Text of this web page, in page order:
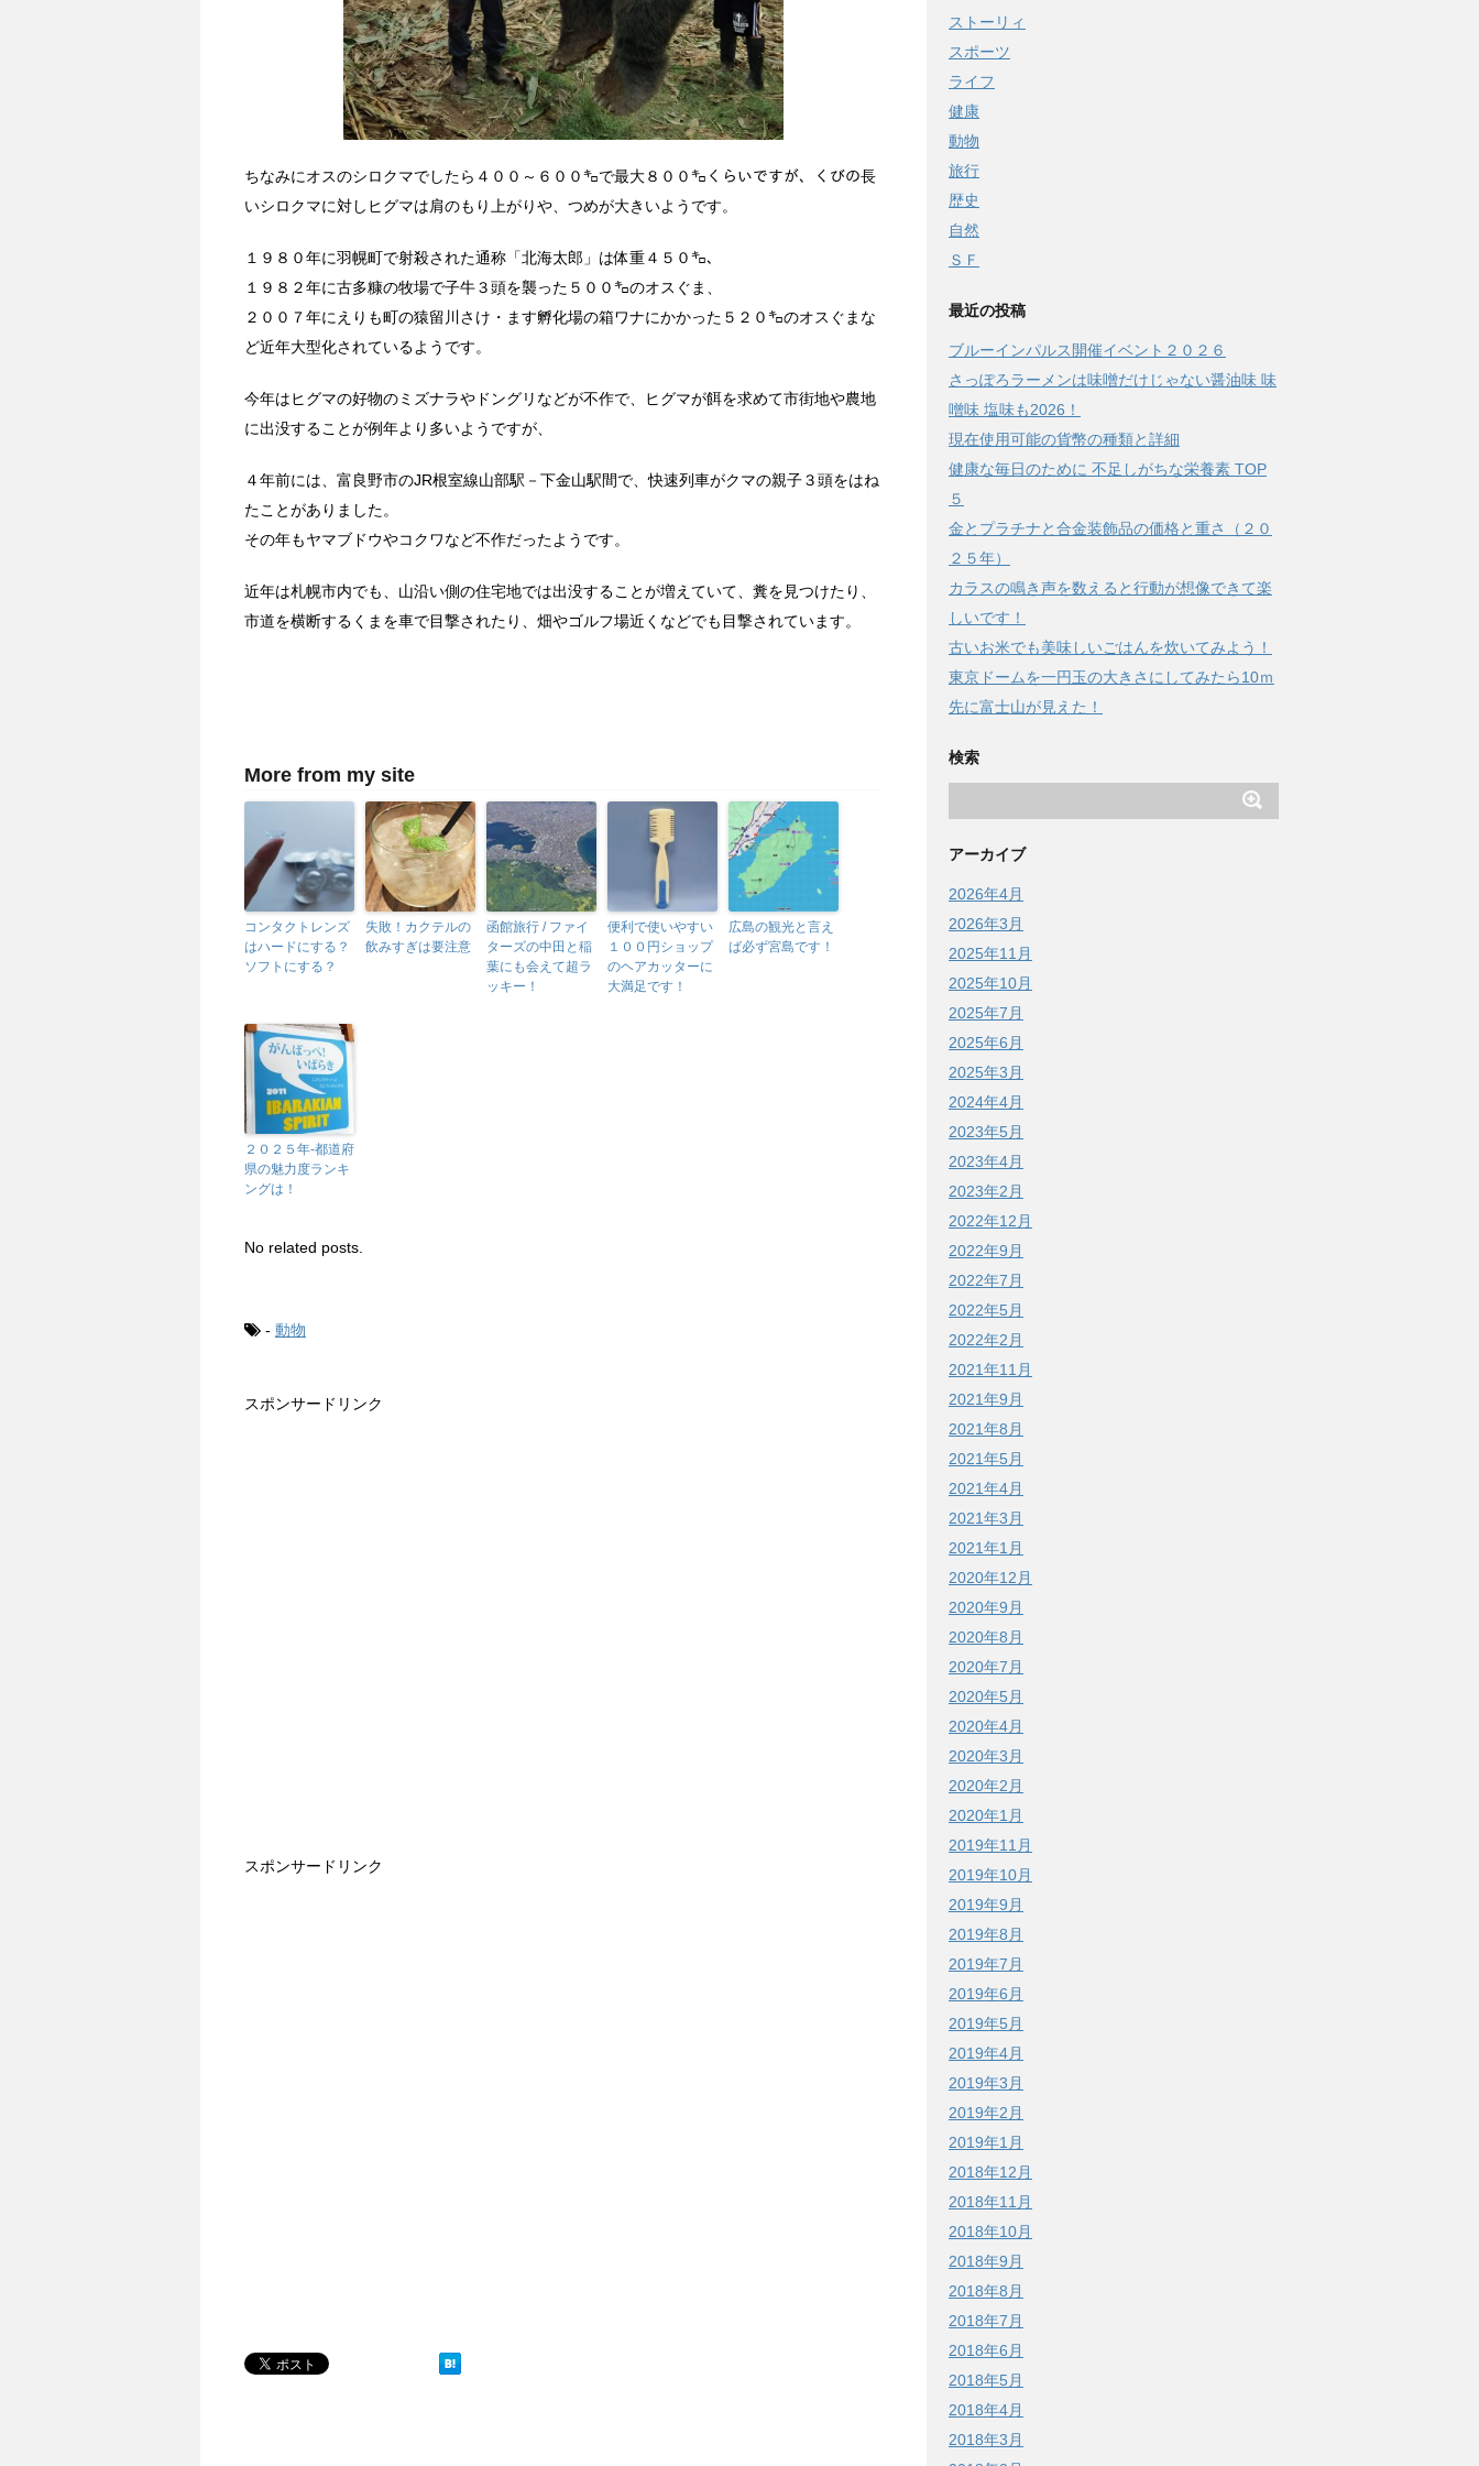
ちなみにオスのシロクマでしたら４００～６００㌔で最大８００㌔くらいですが、くびの長
いシロクマに対しヒグマは肩のもり上がりや、つめが大きいようです。
１９８０年に羽幌町で射殺された通称「北海太郎」は体重４５０㌔、
１９８２年に古多糠の牧場で子牛３頭を襲った５００㌔のオスぐま、
２００７年にえりも町の猿留川さけ・ます孵化場の箱ワナにかかった５２０㌔のオスぐまな
ど近年大型化されているようです。
今年はヒグマの好物のミズナラやドングリなどが不作で、ヒグマが餌を求めて市街地や農地
に出没することが例年より多いようですが、
４年前には、富良野市のJR根室線山部駅－下金山駅間で、快速列車がクマの親子３頭をはね
たことがありました。
その年もヤマブドウやコクワなど不作だったようです。
近年は札幌市内でも、山沿い側の住宅地では出没することが増えていて、糞を見つけたり、
市道を横断するくまを車で目撃されたり、畑やゴルフ場近くなどでも目撃されています。
More from my site
コンタクトレンズ
はハードにする？
ソフトにする？
失敗！カクテルの
飲みすぎは要注意
函館旅行 / ファイ
ターズの中田と稲
葉にも会えて超ラ
ッキー！
便利で使いやすい
１００円ショップ
のヘアカッターに
大満足です！
広島の観光と言え
ば必ず宮島です！
２０２５年-都道府
県の魅力度ランキ
ングは！
No related posts.
- 動物
スポンサードリンク
スポンサードリンク
ストーリィ
スポーツ
ライフ
健康
動物
旅行
歴史
自然
ＳＦ
最近の投稿
ブルーインパルス開催イベント２０２６
さっぽろラーメンは味噌だけじゃない醤油味 味
噌味 塩味も2026！
現在使用可能の貨幣の種類と詳細
健康な毎日のために 不足しがちな栄養素 TOP
５
金とプラチナと合金装飾品の価格と重さ（２０
２５年）
カラスの鳴き声を数えると行動が想像できて楽
しいです！
古いお米でも美味しいごはんを炊いてみよう！
東京ドームを一円玉の大きさにしてみたら10ｍ
先に富士山が見えた！
検索
アーカイブ
2026年4月
2026年3月
2025年11月
2025年10月
2025年7月
2025年6月
2025年3月
2024年4月
2023年5月
2023年4月
2023年2月
2022年12月
2022年9月
2022年7月
2022年5月
2022年2月
2021年11月
2021年9月
2021年8月
2021年5月
2021年4月
2021年3月
2021年1月
2020年12月
2020年9月
2020年8月
2020年7月
2020年5月
2020年4月
2020年3月
2020年2月
2020年1月
2019年11月
2019年10月
2019年9月
2019年8月
2019年7月
2019年6月
2019年5月
2019年4月
2019年3月
2019年2月
2019年1月
2018年12月
2018年11月
2018年10月
2018年9月
2018年8月
2018年7月
2018年6月
2018年5月
2018年4月
2018年3月